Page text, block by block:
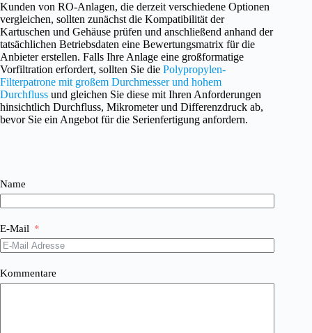
Kunden von RO-Anlagen, die derzeit verschiedene Optionen
vergleichen, sollten zunächst die Kompatibilität der
Kartuschen und Gehäuse prüfen und anschließend anhand der
tatsächlichen Betriebsdaten eine Bewertungsmatrix für die
Anbieter erstellen. Falls Ihre Anlage eine großformatige
Vorfiltration erfordert, sollten Sie die Polypropylen-
Filterpatrone mit großem Durchmesser und hohem
Durchfluss und gleichen Sie diese mit Ihren Anforderungen
hinsichtlich Durchfluss, Mikrometer und Differenzdruck ab,
bevor Sie ein Angebot für die Serienfertigung anfordern.
Name
E-Mail
Kommentare